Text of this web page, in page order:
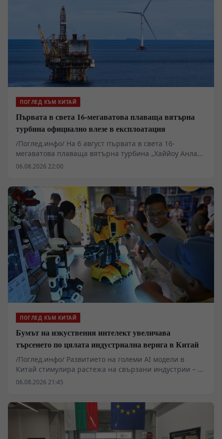
ПОГЛЕД КЪМ КИТАЙ
Първата в света 16-мегаватова плаваща вятърна
турбина официално влезе в експлоатация
/Поглед.инфо/ На 6 август първата в света 16-
мегаватова плаваща вятърна турбина „Хаййоу Анлан“
беше включена към електропреносната мрежа на
06.08.2026 22:00
ПОГЛЕД КЪМ КИТАЙ
Бумът на изкуствения интелект увеличава
търсенето по цялата индустриална верига в Китай
/Поглед.инфо/ Развитието на големи AI модели в
Китай стимулира растежа на свързани индустрии – от
производството на метали до високотехнологични
увеличение на поръчките заради нуждата от
високоскоростен пренос на данни при AI
изчисленията, като цените на високоскоростните
06.08.2026 21:45